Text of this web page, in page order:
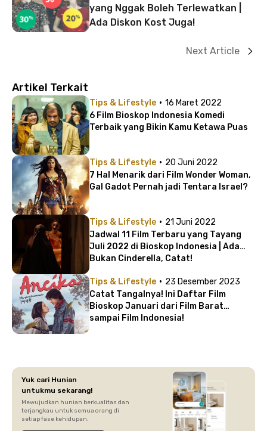
yang Nggak Boleh Terlewatkan |
Ada Diskon Kost Juga!
Next Article
Artikel Terkait
Tips & Lifestyle · 16 Maret 2022
6 Film Bioskop Indonesia Komedi
Terbaik yang Bikin Kamu Ketawa Puas
Tips & Lifestyle · 20 Juni 2022
7 Hal Menarik dari Film Wonder Woman,
Gal Gadot Pernah jadi Tentara Israel?
Tips & Lifestyle · 21 Juni 2022
Jadwal 11 Film Terbaru yang Tayang
Juli 2022 di Bioskop Indonesia | Ada
Bukan Cinderella, Catat!
Tips & Lifestyle · 23 Desember 2023
Catat Tangalnya! Ini Daftar Film
Bioskop Januari dari Film Barat
sampai Film Indonesia!
Yuk cari Hunian
untukmu sekarang!
Mewujudkan hunian berkualitas dan
terjangkau untuk semua orang di
setiap fase kehidupan.